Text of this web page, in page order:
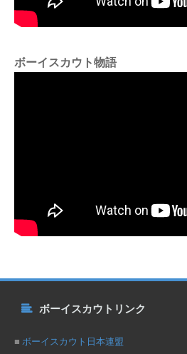
ボーイスカウト物語
ボーイスカウトリンク
■ ボーイスカウト日本連盟